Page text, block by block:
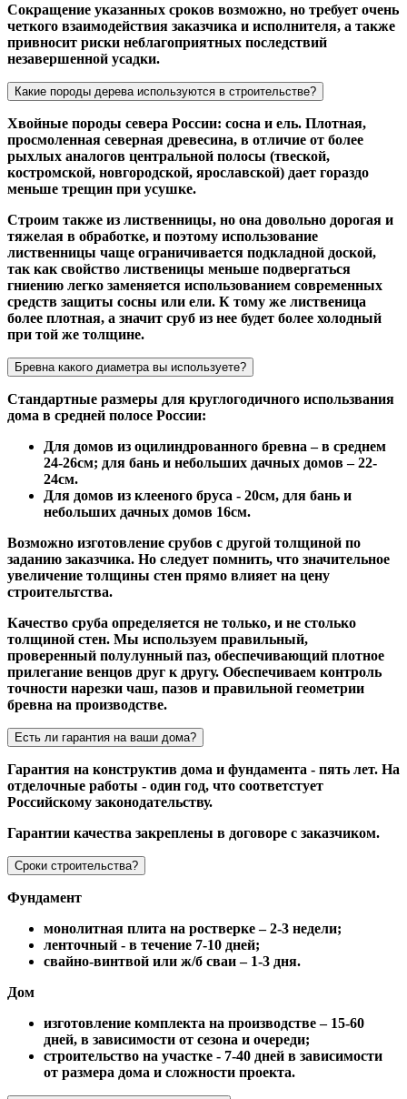
Сокращение указанных сроков возможно, но требует очень
четкого взаимодействия заказчика и исполнителя, а также
привносит риски неблагоприятных последствий
незавершенной усадки.
Какие породы дерева используются в строительстве?
Хвойные породы севера России: сосна и ель. Плотная,
просмоленная северная древесина, в отличие от более
рыхлых аналогов центральной полосы (твеской,
костромской, новгородской, ярославской) дает гораздо
меньше трещин при усушке.
Строим также из лиственницы, но она довольно дорогая и
тяжелая в обработке, и поэтому использование
лиственницы чаще ограничивается подкладной доской,
так как свойство лиственицы меньше подвергаться
гниению легко заменяется использованием современных
средств защиты сосны или ели. К тому же лиственица
более плотная, а значит сруб из нее будет более холодный
при той же толщине.
Бревна какого диаметра вы используете?
Стандартные размеры для круглогодичного использвания
дома в средней полосе России:
Для домов из оцилиндрованного бревна – в среднем
24-26см; для бань и небольших дачных домов – 22-
24см.
Для домов из клееного бруса - 20см, для бань и
небольших дачных домов 16см.
Возможно изготовление срубов с другой толщиной по
заданию заказчика. Но следует помнить, что значительное
увеличение толщины стен прямо влияет на цену
строительтства.
Качество сруба определяется не только, и не столько
толщиной стен. Мы используем правильный,
проверенный полулунный паз, обеспечивающий плотное
прилегание венцов друг к другу. Обеспечиваем контроль
точности нарезки чаш, пазов и правильной геометрии
бревна на производстве.
Есть ли гарантия на ваши дома?
Гарантия на конструктив дома и фундамента - пять лет. На
отделочные работы - один год, что соответстует
Российскому законодательству.
Гарантии качества закреплены в договоре с заказчиком.
Сроки строительства?
Фундамент
монолитная плита на ростверке – 2-3 недели;
ленточный - в течение 7-10 дней;
свайно-винтвой или ж/б сваи – 1-3 дня.
Дом
изготовление комплекта на производстве – 15-60
дней, в зависимости от сезона и очереди;
строительство на участке - 7-40 дней в зависимости
от размера дома и сложности проекта.